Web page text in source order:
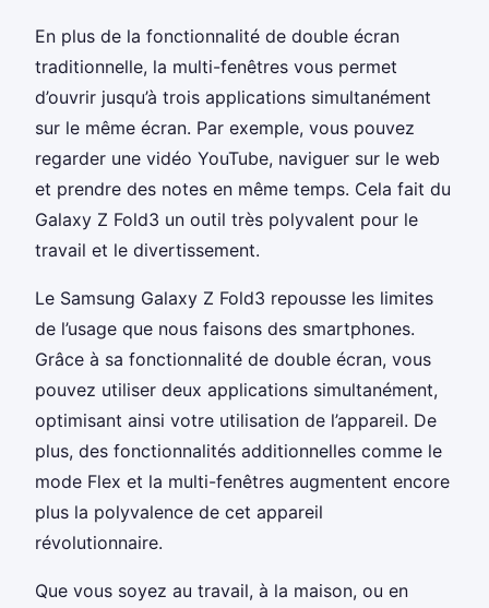
En plus de la fonctionnalité de double écran
traditionnelle, la multi-fenêtres vous permet
d’ouvrir jusqu’à trois applications simultanément
sur le même écran. Par exemple, vous pouvez
regarder une vidéo YouTube, naviguer sur le web
et prendre des notes en même temps. Cela fait du
Galaxy Z Fold3 un outil très polyvalent pour le
travail et le divertissement.
Le Samsung Galaxy Z Fold3 repousse les limites
de l’usage que nous faisons des smartphones.
Grâce à sa fonctionnalité de double écran, vous
pouvez utiliser deux applications simultanément,
optimisant ainsi votre utilisation de l’appareil. De
plus, des fonctionnalités additionnelles comme le
mode Flex et la multi-fenêtres augmentent encore
plus la polyvalence de cet appareil
révolutionnaire.
Que vous soyez au travail, à la maison, ou en